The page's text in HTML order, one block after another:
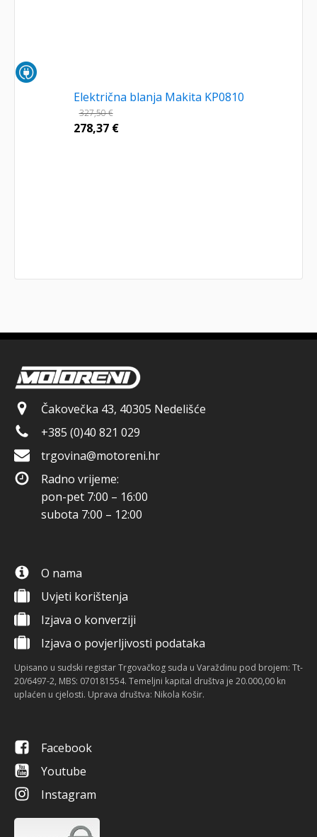
Električna blanja Makita KP0810
327,50€
278,37 €
Čakovečka 43, 40305 Nedelišće
+385 (0)40 821 029
trgovina@motoreni.hr
Radno vrijeme:
pon-pet 7:00 – 16:00
subota 7:00 – 12:00
O nama
Uvjeti korištenja
Izjava o konverziji
Izjava o povjerljivosti podataka
Upisano u sudski registar Trgovačkog suda u Varaždinu pod brojem: Tt-
20/6497-2, MBS: 070181554. Temeljni kapital društva je 20.000,00 kn
uplaćen u cjelosti. Uprava društva: Nikola Košir.
Facebook
Youtube
Instagram